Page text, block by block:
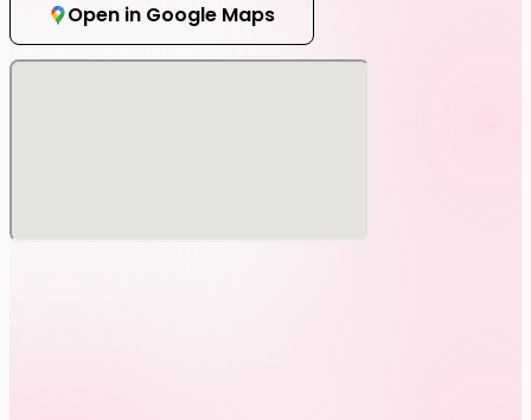
Open in Google Maps